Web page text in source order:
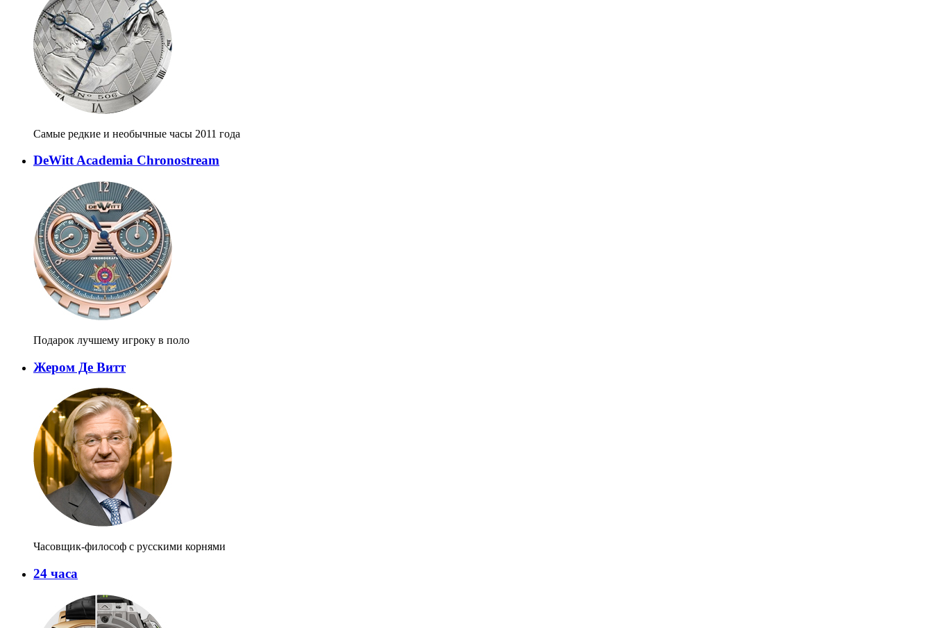
Самые редкие и необычные часы 2011 года
DeWitt Academia Chronostream
Подарок лучшему игроку в поло
Жером Де Витт
Часовщик-философ с русскими корнями
24 часа